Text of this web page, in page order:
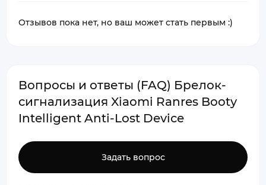
Отзывов пока нет, но ваш может стать первым :)
Вопросы и ответы (FAQ) Брелок-
сигнализация Xiaomi Ranres Booty
Intelligent Anti-Lost Device
Задать вопрос